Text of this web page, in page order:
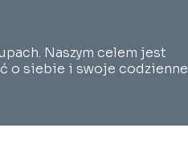
Naszym celem jest
o siebie i swoje codzienne